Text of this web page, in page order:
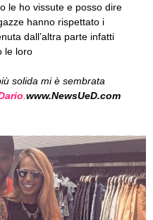
le ho vissute e posso dire
hanno rispettato i
dall’altra parte infatti
le loro
solida mi è sembrata
www.NewsUeD.com